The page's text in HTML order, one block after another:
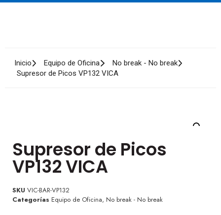
Inicio Equipo de Oficina
No break - No break
Supresor de Picos VP132 VICA
Supresor de Picos
VP132 VICA
SKU VIC-BAR-VP132
Categorías Equipo de Oficina, No break - No break